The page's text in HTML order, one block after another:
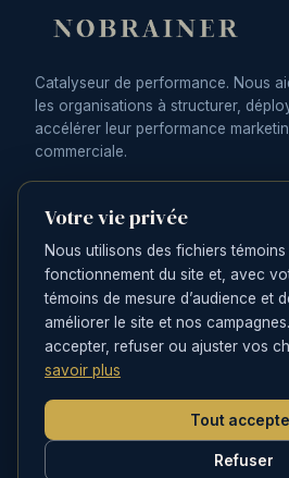
Catalyseur de performance. Nous
les organisations à structurer,
accélérer leur performance
commerciale.
NOTRE OFFRE
Stratégie
Exécution
Innovation
Impact
The C's Network
Votre vie privée
Nous utilisons des fichiers
fonctionnement du site et, avec
témoins de mesure d’audience et
améliorer le site et nos
accepter, refuser ou ajuster vos
savoir plus
Tout
Refuser